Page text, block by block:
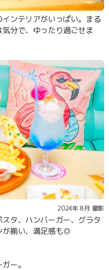
ンテリアがいっぱい。まる
分で、ゆったり過ごせま
2024年８月 撮影
タ、ハンバーガー、グラタ
が揃い、満足感も◎
ー。